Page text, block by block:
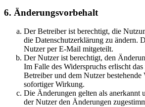
6. Änderungsvorbehalt
Der Betreiber ist berechtigt, die
die Datenschutzerklärung zu ändern.
Nutzer per E-Mail mitgeteilt.
Der Nutzer ist berechtigt, den
Im Falle des Widerspruchs erlischt
Betreiber und dem Nutzer bestehende
sofortiger Wirkung.
Die Änderungen gelten als anerkannt
der Nutzer den Änderungen